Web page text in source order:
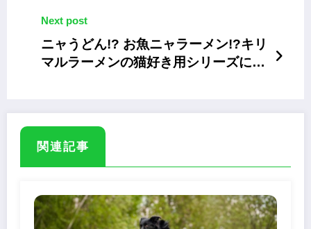
Next post
ニャうどん!? お魚ニャラーメン!?キリ
マルラーメンの猫好き用シリーズに新
関連記事